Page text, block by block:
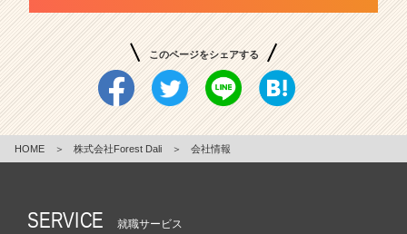
このページをシェアする
HOME ＞ 株式会社Forest Dali ＞ 会社情報
SERVICE 就職サービス